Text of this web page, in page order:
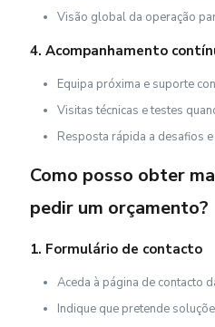
Visão global da operação
4. Acompanhamento
Equipa próxima e suporte
Visitas técnicas e testes
Resposta rápida a desafios
Como posso obter
pedir um orçamento?
1. Formulário de contacto
Aceda à página de contacto
Indique que pretende